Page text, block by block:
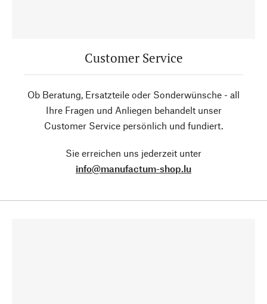
Customer Service
Ob Beratung, Ersatzteile oder Sonderwünsche - all
Ihre Fragen und Anliegen behandelt unser
Customer Service persönlich und fundiert.
Sie erreichen uns jederzeit unter
info@manufactum-shop.lu